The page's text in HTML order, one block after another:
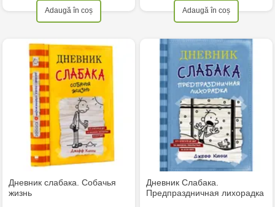
Adaugă în coș Adaugă în coș
Дневник слабака. Собачья
жизнь
Дневник Слабака.
Предпраздничная лихорадка